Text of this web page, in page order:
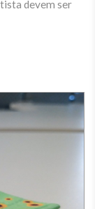
devem ser